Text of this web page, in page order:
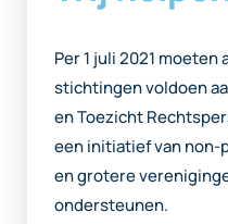
Per 1 juli 2021
stichtingen voldoen
en Toezicht
een initiatief van
en grotere
ondersteunen.